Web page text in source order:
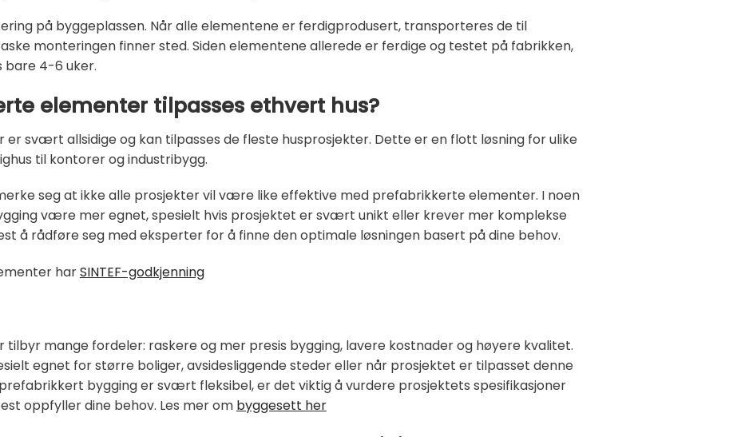
på byggeplassen. Når alle elementene er ferdigprodusert, transporteres de til
monteringen finner sted. Siden elementene allerede er ferdige og testet på fabrikken,
bare 4-6 uker.
elementer tilpasses ethvert hus?
svært allsidige og kan tilpasses de fleste husprosjekter. Dette er en flott løsning for ulike
til kontorer og industribygg.
seg at ikke alle prosjekter vil være like effektive med prefabrikkerte elementer. I noen
være mer egnet, spesielt hvis prosjektet er svært unikt eller krever mer komplekse
å rådføre seg med eksperter for å finne den optimale løsningen basert på dine behov.
harSINTEF-godkjenning
mange fordeler: raskere og mer presis bygging, lavere kostnader og høyere kvalitet.
egnet for større boliger, avsidesliggende steder eller når prosjektet er tilpasset denne
bygging er svært fleksibel, er det viktig å vurdere prosjektets spesifikasjoner
oppfyller dine behov. Les mer om byggesett her